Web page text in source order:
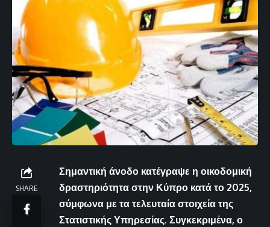
SHARE
Σημαντική άνοδο κατέγραψε η οικοδομική
δραστηριότητα στην Κύπρο κατά το 2025,
σύμφωνα με τα τελευταία στοιχεία της
Στατιστικής Υπηρεσίας. Συγκεκριμένα, ο